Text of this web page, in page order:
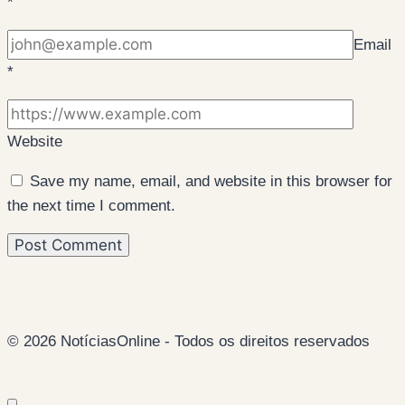
Email
*
Website
Save my name, email, and website in this browser for
the next time I comment.
© 2026 NotíciasOnline - Todos os direitos reservados